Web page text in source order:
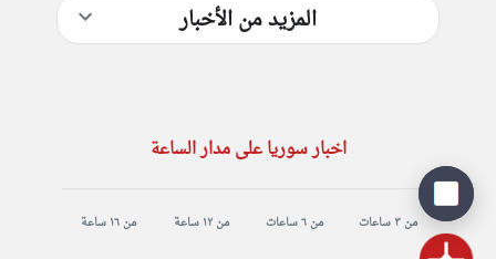
المزيد من الأخبار
اخبار سوريا على مدار الساعة
من ٣ ساعات من ٦ ساعات من ١٢ ساعة من ١٦ ساعة